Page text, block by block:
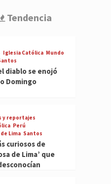
Tendencia
Iglesia Católica Mundo
diablo se enojó
Domingo
y reportajes
Perú
Lima Santos
curiosos de
de Lima’ que